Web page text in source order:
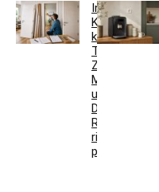
Innentür-
Komplettset
kaufen:
Türblatt,
Zarge,
Maße
und
DIN-
Richtung
richtig
prüfen